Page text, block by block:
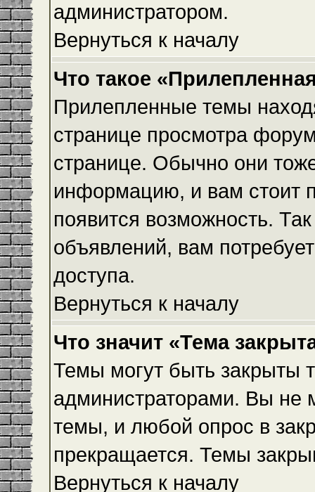
администратором.
Вернуться к началу
Что такое
Прилепленные темы
странице просмотра
странице. Обычно они
информацию, и вам стоит
появится возможность.
объявлений, вам
доступа.
Вернуться к началу
Что значит «Тема
Темы могут быть закрыты
администраторами. Вы не
темы, и любой опрос в
прекращается. Темы
Вернуться к началу